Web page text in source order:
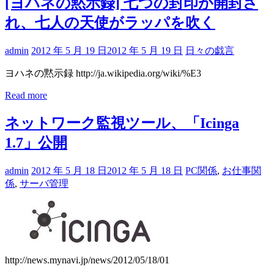
[ヨハネの黙示録] 七つの封印が開封さ
れ、七人の天使がラッパを吹く
admin 2012 年 5 月 19 日 2012 年 5 月 19 日 日々の戯言
ヨハネの黙示録 http://ja.wikipedia.org/wiki/%E3
Read more
ネットワーク監視ツール、「Icinga
1.7」公開
admin 2012 年 5 月 18 日 2012 年 5 月 18 日 PC関係, お仕事関
係, サーバ管理
http://news.mynavi.jp/news/2012/05/18/01